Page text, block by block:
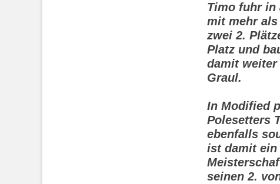
Timo fuhr in
mit mehr als
zwei 2.
Platz und
damit weiter
Graul.
In Modified
Polesetters
ebenfalls
ist damit ein
seinen 2.